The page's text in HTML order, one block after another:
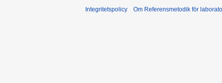
Integritetspolicy Om Referensmetodik för